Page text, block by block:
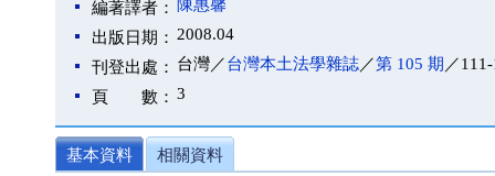
編著譯者：
陳惠馨
出版日期： 2008.04
刊登出處： 台灣／台灣本土法學雜誌／第 105 期 ／
頁 數： 3
基本資料 相關資料